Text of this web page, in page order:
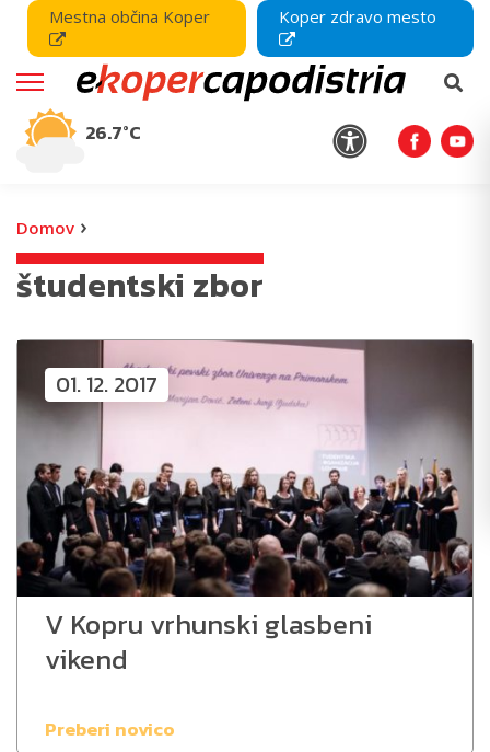
Mestna občina Koper Koper zdravo mesto
26.7°C
Domov ›
študentski zbor
01. 12. 2017
V Kopru vrhunski glasbeni
vikend
Preberi novico